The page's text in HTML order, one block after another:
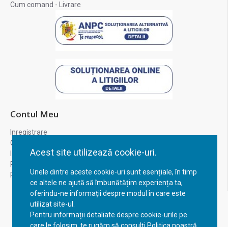
Acest site utilizează cookie-uri.
Unele dintre aceste cookie-uri sunt esențiale, în timp
ce altele ne ajută să îmbunătățim experiența ta,
oferindu-ne informații despre modul în care este
utilizat site-ul.
Pentru informații detaliate despre cookie-urile pe
Cum comand - Livrare
Contul Meu
Inregistrare
Contul meu
Istoric comenzi
Recuperare parola
Returnare produs